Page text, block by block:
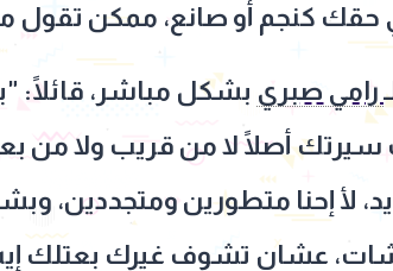
كنجم أو صانع، ممكن تقول
رامي صبري بشكل مباشر، قائلًا:
أصلًا لا من قريب ولا من
لأ إحنا متطورين ومتجددين،
عشان تشوف غيرك بعتلك